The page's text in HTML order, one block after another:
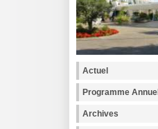
Actuel
Programme Annuel
Archives